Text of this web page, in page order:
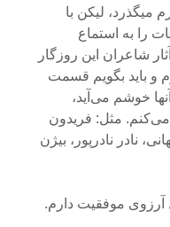
میگذرد، لیکن با
را به استماع
شاعران این روزگار
و باید بگویم قسمت
خوشم می‌آید،
مثل: فریدون
نادر نادرپور، بیژن
آرزوی موفقیت دارم.